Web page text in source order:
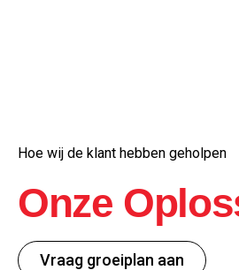
Hoe wij de klant hebben geholpen
Onze
Vraag groeiplan aan